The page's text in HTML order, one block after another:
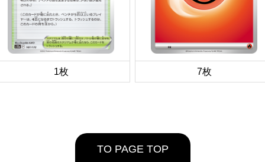
1枚 7枚
TO PAGE TOP